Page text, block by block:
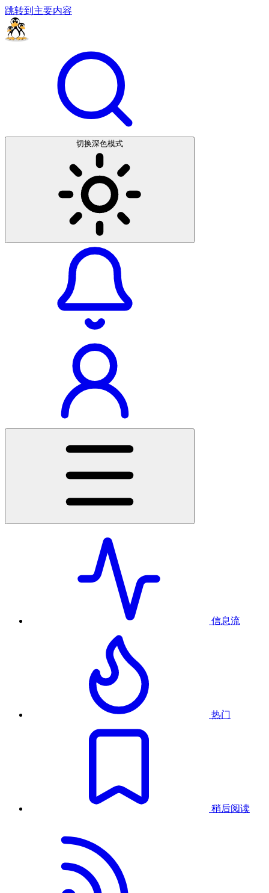
跳转到主要内容
切换深色模式
信息流
热门
稍后阅读